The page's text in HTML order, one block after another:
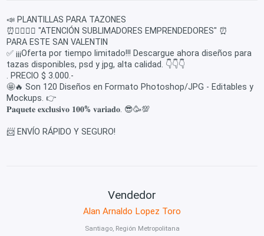
📣 PLANTILLAS PARA TAZONES
⏰🙋‍♂️🙋‍♀️ "ATENCIÓN SUBLIMADORES EMPRENDEDORES" ⏰
PARA ESTE SAN VALENTIN
✅ ¡¡¡Oferta por tiempo limitado!!! Descargue ahora diseños para
tazas disponibles, psd y jpg, alta calidad. 👇👇👇
. PRECIO $ 3.000.-
🤩🔥 Son 120 Diseños en Formato Photoshop/JPG - Editables y
Mockups. 👉
𝐏𝐚𝐪𝐮𝐞𝐭𝐞 𝐞𝐱𝐜𝐥𝐮𝐬𝐢𝐯𝐨 𝟏𝟎𝟎% 𝐯𝐚𝐫𝐢𝐚𝐝𝐨. 😎🥳💯
📨 ENVÍO RÁPIDO Y SEGURO!
Vendedor
Alan Arnaldo Lopez Toro
Santiago, Región Metropolitana